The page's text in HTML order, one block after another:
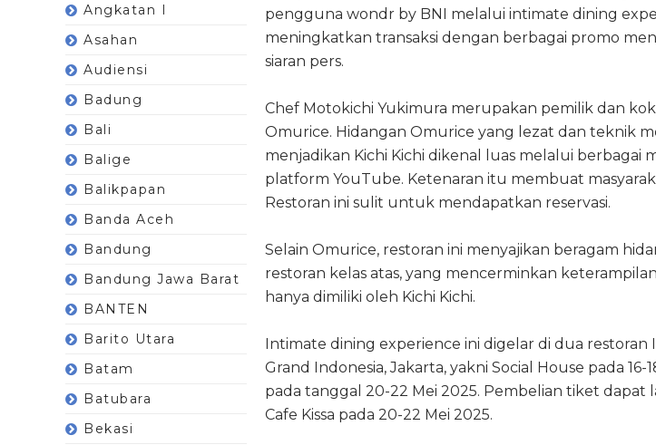
Angkatan I
Asahan
Audiensi
Badung
Bali
Balige
Balikpapan
Banda Aceh
Bandung
Bandung Jawa Barat
BANTEN
Barito Utara
Batam
Batubara
Bekasi
pengguna wondr by BNI melalui intimate dining
meningkatkan transaksi dengan berbagai promo
siaran pers.
Chef Motokichi Yukimura merupakan pemilik dan
Omurice. Hidangan Omurice yang lezat dan teknik
menjadikan Kichi Kichi dikenal luas melalui berbagai
platform YouTube. Ketenaran itu membuat
Restoran ini sulit untuk mendapatkan reservasi.
Selain Omurice, restoran ini menyajikan beragam
restoran kelas atas, yang mencerminkan
hanya dimiliki oleh Kichi Kichi.
Intimate dining experience ini digelar di dua restoran
Grand Indonesia, Jakarta, yakni Social House pada 16-
pada tanggal 20-22 Mei 2025. Pembelian tiket dapat
Cafe Kissa pada 20-22 Mei 2025.